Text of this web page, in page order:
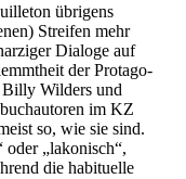
übrigens
Streifen mehr
Dialoge auf
der Protago­
Billy Wilders und
im KZ
so, wie sie sind.
oder „lakonisch“,
die habituelle